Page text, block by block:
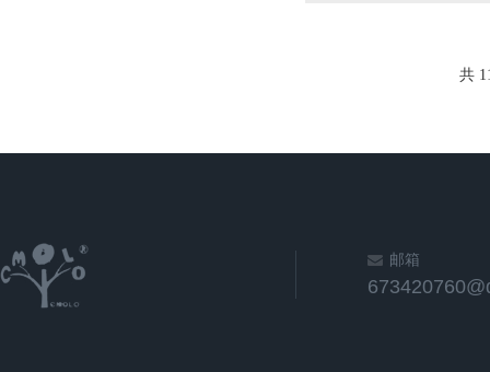
共
邮箱